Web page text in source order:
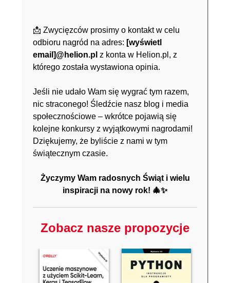
📩 Zwycięzców prosimy o kontakt w celu
odbioru nagród na adres: [wyświetl
email]@helion.pl z konta w Helion.pl, z
którego została wystawiona opinia.
Jeśli nie udało Wam się wygrać tym razem,
nic straconego! Śledźcie nasz blog i media
społecznościowe – wkrótce pojawią się
kolejne konkursy z wyjątkowymi nagrodami!
Dziękujemy, że byliście z nami w tym
świątecznym czasie.
Życzymy Wam radosnych Świąt i wielu
inspiracji na nowy rok! 🎄✨
Zobacz nasze propozycje